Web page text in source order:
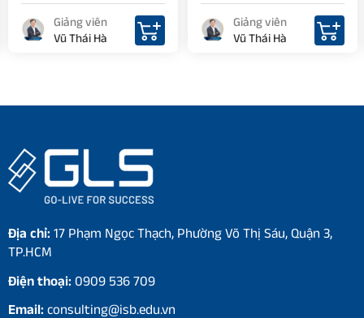
Giảng viên
Vũ Thái Hà
Giảng viên
Vũ Thái Hà
Địa chỉ: 17 Phạm Ngọc Thạch, Phường Võ Thị Sáu, Quận 3,
TP.HCM
Điện thoại: 0909 536 709
Email: consulting@isb.edu.vn